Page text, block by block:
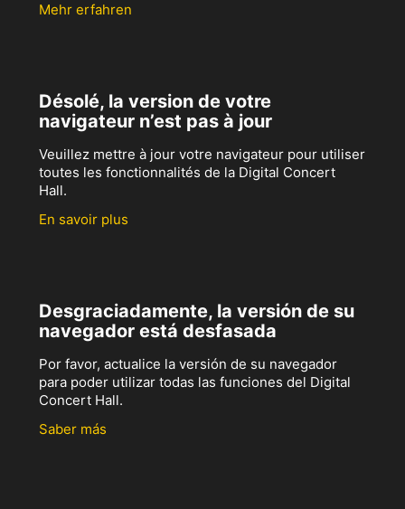
Mehr erfahren
Désolé, la version de votre
navigateur n’est pas à jour
Veuillez mettre à jour votre navigateur pour utiliser
toutes les fonctionnalités de la Digital Concert
Hall.
En savoir plus
Desgraciadamente, la versión de su
navegador está desfasada
Por favor, actualice la versión de su navegador
para poder utilizar todas las funciones del Digital
Concert Hall.
Saber más